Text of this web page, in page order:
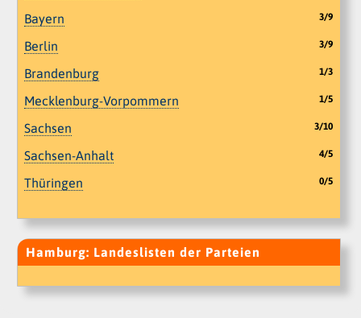
Bayern 3/9
Berlin 3/9
Brandenburg 1/3
Mecklenburg-Vorpommern 1/5
Sachsen 3/10
Sachsen-Anhalt 4/5
Thüringen 0/5
Hamburg: Landeslisten der Parteien